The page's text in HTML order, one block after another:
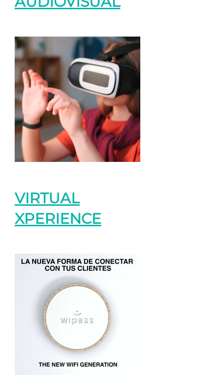
VIRTUAL
XPERIENCE